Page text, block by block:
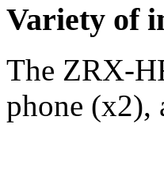
Variety of
The ZRX-
phone